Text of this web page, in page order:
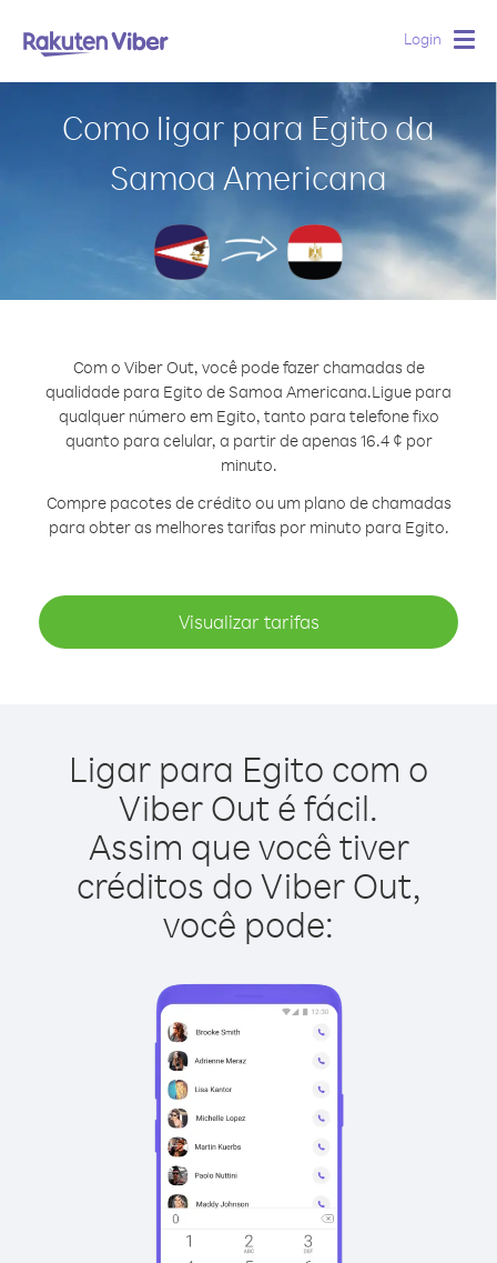
Login
Como ligar para Egito da
Samoa Americana
Com o Viber Out, você pode fazer chamadas de
qualidade para Egito de Samoa Americana.Ligue para
qualquer número em Egito, tanto para telefone fixo
quanto para celular, a partir de apenas 16.4 ¢ por
minuto.
Compre pacotes de crédito ou um plano de chamadas
para obter as melhores tarifas por minuto para Egito.
Visualizar tarifas
Ligar para Egito com o
Viber Out é fácil.
Assim que você tiver
créditos do Viber Out,
você pode: